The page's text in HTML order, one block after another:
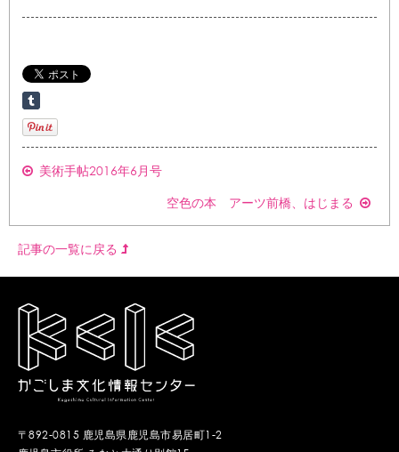
美術手帖2016年6月号
空色の本 アーツ前橋、はじまる
記事の一覧に戻る
〒892-0815 鹿児島県鹿児島市易居町1-2